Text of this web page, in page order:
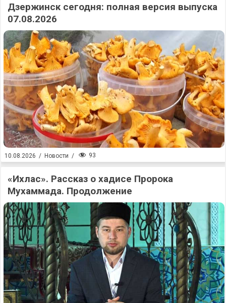
Дзержинск сегодня: полная версия выпуска
07.08.2026
10.08.2026 / Новости / 93
«Ихлас». Рассказ о хадисе Пророка
Мухаммада. Продолжение